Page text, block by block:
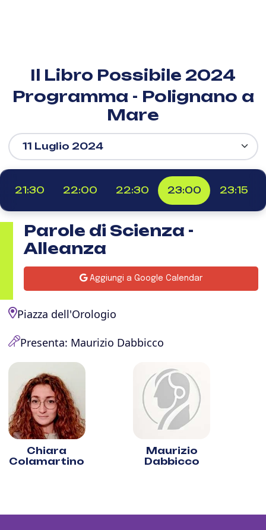
Il Libro Possibile 2024
Programma - Polignano a
Mare
21:30 22:00 22:30 23:00 23:15
Parole di Scienza -
Alleanza
Aggiungi a Google Calendar
Piazza dell'Orologio
Presenta: Maurizio Dabbicco
Chiara
Colamartino
Maurizio
Dabbicco